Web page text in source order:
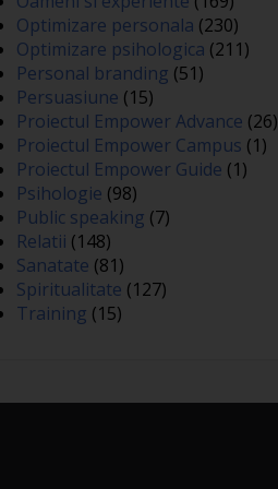
Optimizare personala (230)
Optimizare psihologica (211)
Personal branding (51)
Persuasiune (15)
Proiectul Empower Advance (26)
Proiectul Empower Campus (1)
Proiectul Empower Guide (1)
Psihologie (98)
Public speaking (7)
Relatii (148)
Sanatate (81)
Spiritualitate (127)
Training (15)